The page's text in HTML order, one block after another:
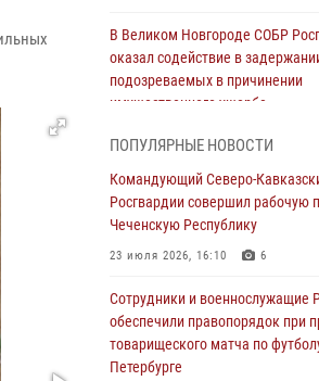
В Великом Новгороде СОБР
оказал содействие в
подозреваемых в причинении
имущественного ущерба
Формулу безопасности показал
Росгвардии юным динамовцам
Свердловской области
05 августа 2026, 13:50
В столице росгвардейцы
устроившего дебош в
(видео)
05 августа 2026, 13:25
ПОПУЛЯРНЫЕ НОВОСТИ
Командующий Северо-
Росгвардии совершил рабочую
Чеченскую Республику
23 июля 2026, 16:10 6
Сотрудники и военнослужащие
обеспечили правопорядок при
товарищеского матча по
Петербурге